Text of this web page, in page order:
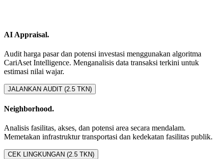
AI Appraisal.
Audit harga pasar dan potensi investasi menggunakan algoritma
CariAset Intelligence. Menganalisis data transaksi terkini untuk
estimasi nilai wajar.
JALANKAN AUDIT (2.5 TKN)
Neighborhood.
Analisis fasilitas, akses, dan potensi area secara mendalam.
Memetakan infrastruktur transportasi dan kedekatan fasilitas publik.
CEK LINGKUNGAN (2.5 TKN)